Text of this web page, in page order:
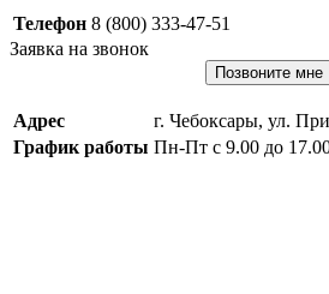
Телефон 8 (800) 333-47-51
Заявка на звонок
Позвоните мне
Адрес
г. Чебоксары, ул.
График работы Пн-Пт с 9.00 до